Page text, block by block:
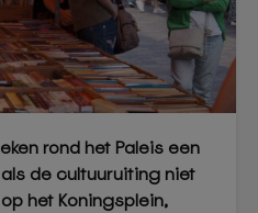
rond het Paleis een
de cultuuruiting niet
het Koningsplein,